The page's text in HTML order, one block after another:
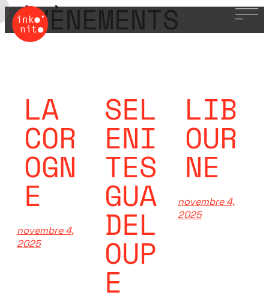
Aller
au
contenu
ÉVÈNEMENTS
LA
COR
OGN
E
novembre 4,
2025
SEL
ENI
TES
GUA
DEL
OUP
E
LIB
OUR
NE
novembre 4,
2025